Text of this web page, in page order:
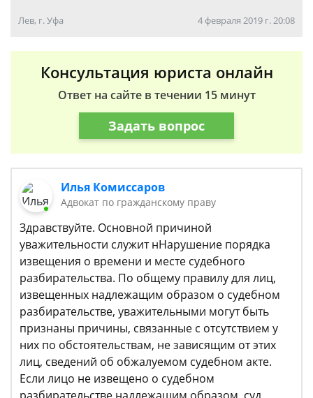
Лев, г. Уфа 4 февраля 2019 г. 20:08
Консультация юриста онлайн
Ответ на сайте в течении 15 минут
Задать вопрос
Илья Комиссаров
Адвокат по гражданскому праву
Здравствуйте. Основной причиной
уважительности служит нНарушение порядка
извещения о времени и месте судебного
разбирательства. По общему правилу для лиц,
извещенных надлежащим образом о судебном
разбирательстве, уважительными могут быть
признаны причины, связанные с отсутствием у
них по обстоятельствам, не зависящим от этих
лиц, сведений об обжалуемом судебном акте.
Если лицо не извещено о судебном